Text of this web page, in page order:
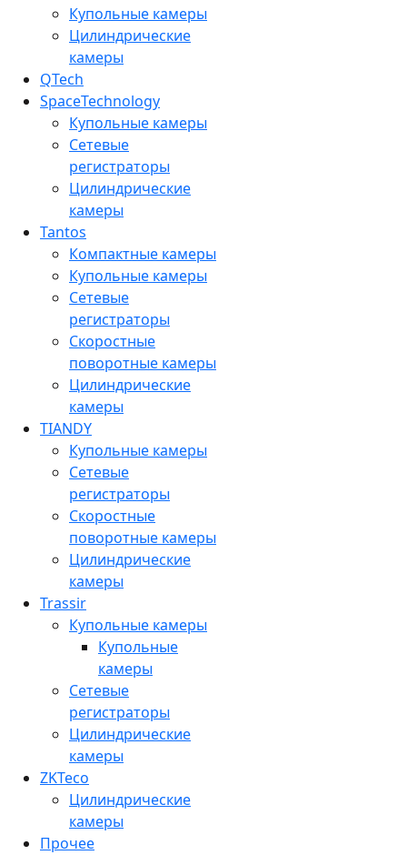
Купольные камеры
Цилиндрические
камеры
QTech
SpaceTechnology
Купольные камеры
Сетевые
регистраторы
Цилиндрические
камеры
Tantos
Компактные камеры
Купольные камеры
Сетевые
регистраторы
Скоростные
поворотные камеры
Цилиндрические
камеры
TIANDY
Купольные камеры
Сетевые
регистраторы
Скоростные
поворотные камеры
Цилиндрические
камеры
Trassir
Купольные камеры
Купольные
камеры
Сетевые
регистраторы
Цилиндрические
камеры
ZKTeco
Цилиндрические
камеры
Прочее